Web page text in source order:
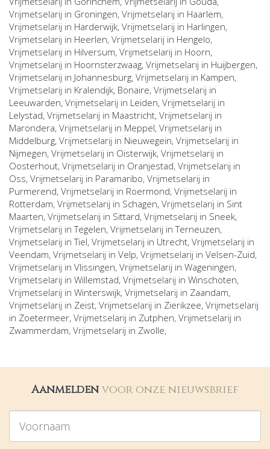
Vrijmetselarij in Groningen, Vrijmetselarij in Haarlem,
Vrijmetselarij in Harderwijk, Vrijmetselarij in Harlingen,
Vrijmetselarij in Heerlen, Vrijmetselarij in Hengelo,
Vrijmetselarij in Hilversum, Vrijmetselarij in Hoorn,
Vrijmetselarij in Hoornsterzwaag, Vrijmetselarij in Huijbergen,
Vrijmetselarij in Johannesburg, Vrijmetselarij in Kampen,
Vrijmetselarij in Kralendijk, Bonaire, Vrijmetselarij in
Leeuwarden, Vrijmetselarij in Leiden, Vrijmetselarij in
Lelystad, Vrijmetselarij in Maastricht, Vrijmetselarij in
Marondera, Vrijmetselarij in Meppel, Vrijmetselarij in
Middelburg, Vrijmetselarij in Nieuwegein, Vrijmetselarij in
Nijmegen, Vrijmetselarij in Oisterwijk, Vrijmetselarij in
Oosterhout, Vrijmetselarij in Oranjestad, Vrijmetselarij in
Oss, Vrijmetselarij in Paramaribo, Vrijmetselarij in
Purmerend, Vrijmetselarij in Roermond, Vrijmetselarij in
Rotterdam, Vrijmetselarij in Schagen, Vrijmetselarij in Sint
Maarten, Vrijmetselarij in Sittard, Vrijmetselarij in Sneek,
Vrijmetselarij inTegelen, Vrijmetselarij inTerneuzen,
Vrijmetselarij inTiel, Vrijmetselarij in Utrecht, Vrijmetselarij in
Veendam, Vrijmetselarij in Velp, Vrijmetselarij in Velsen-Zuid,
Vrijmetselarij in Vlissingen, Vrijmetselarij in Wageningen,
Vrijmetselarij in Willemstad, Vrijmetselarij in Winschoten,
Vrijmetselarij in Winterswijk, Vrijmetselarij in Zaandam,
Vrijmetselarij in Zeist, Vrijmetselarij in Zierikzee, Vrijmetselarij
in Zoetermeer, Vrijmetselarij in Zutphen, Vrijmetselarij in
Zwammerdam, Vrijmetselarij in Zwolle,
Aanmelden voor onze nieuwsbrief